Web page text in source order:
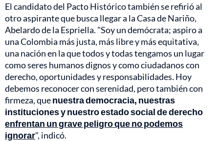
El candidato del Pacto Histórico también se refirió al
otro aspirante que busca llegar a la Casa de Nariño,
Abelardo de la Espriella. "Soy un demócrata; aspiro a
una Colombia más justa, más libre y más equitativa,
una nación en la que todos y todas tengamos un lugar
como seres humanos dignos y como ciudadanos con
derecho, oportunidades y responsabilidades. Hoy
debemos reconocer con serenidad, pero también con
firmeza, quenuestra democracia, nuestras
instituciones y nuestro estado social de derecho
enfrentan un grave peligro que no podemos
ignorar", indicó.